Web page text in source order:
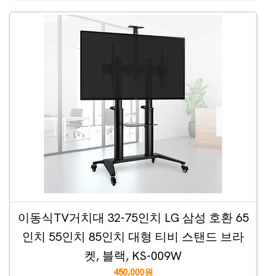
이동식TV거치대 32-75인치 LG 삼성 호환 65
인치 55인치 85인치 대형 티비 스탠드 브라
켓, 블랙, KS-009W
450,000원